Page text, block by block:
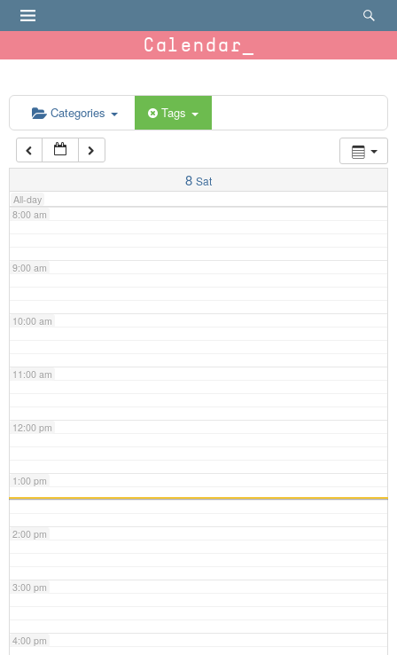
Calendar
Categories Tags
8 Sat
All-day
6:00 am
7:00 am
8:00 am
9:00 am
10:00 am
11:00 am
12:00 pm
1:00 pm
2:00 pm
3:00 pm
4:00 pm